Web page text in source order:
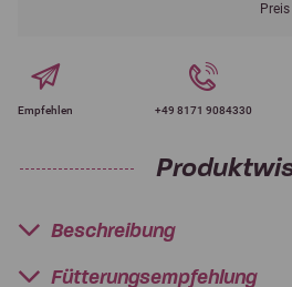
Empfehlen +49 8171 9084330
Beschreibung
Fütterungsempfehlung